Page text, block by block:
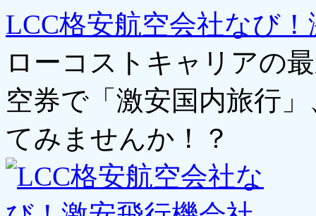
LCC格安航空会社なび
ローコストキャリアの
空券で「激安国内旅行
てみませんか！？